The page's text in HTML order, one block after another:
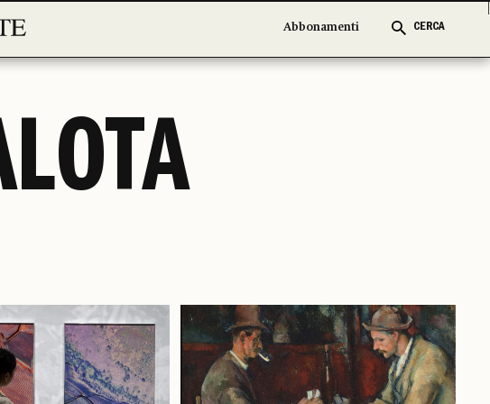
Abbonamenti CERCA
Abbonamenti CERCA